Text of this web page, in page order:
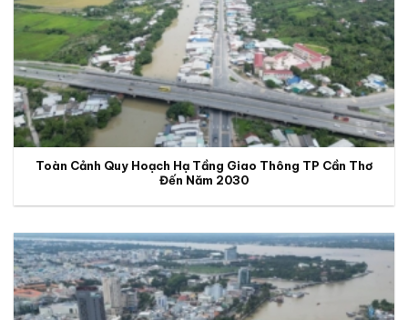
Toàn Cảnh Quy Hoạch Hạ Tầng Giao Thông TP Cần Thơ
Đến Năm 2030